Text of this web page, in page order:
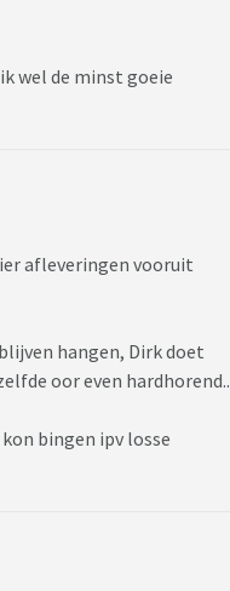
wel de minst goeie
afleveringen vooruit
hangen, Dirk doet
oor even hardhorend..
bingen ipv losse